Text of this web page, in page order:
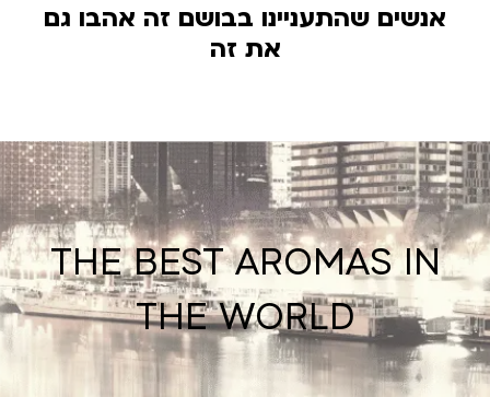
אנשים שהתעניינו בבושם זה אהבו גם
את זה
THE BEST AROMAS IN
THE WORLD